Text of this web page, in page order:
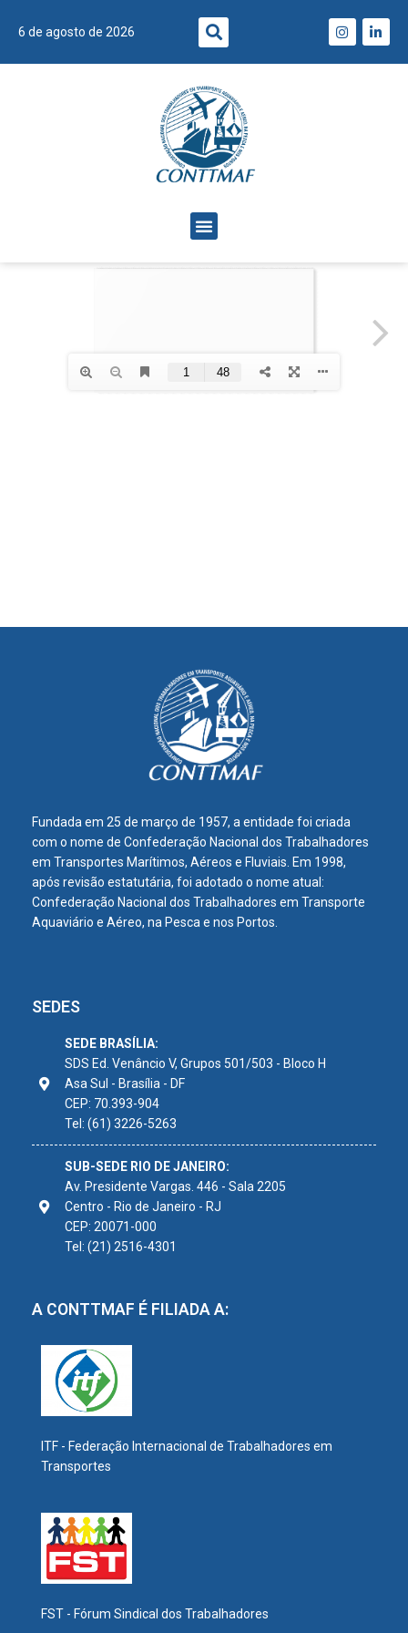
6 de agosto de 2026
Fundada em 25 de março de 1957, a entidade foi criada
com o nome de Confederação Nacional dos Trabalhadores
em Transportes Marítimos, Aéreos e Fluviais. Em 1998,
após revisão estatutária, foi adotado o nome atual:
Confederação Nacional dos Trabalhadores em Transporte
Aquaviário e Aéreo, na Pesca e nos Portos.
SEDES
SEDE BRASÍLIA:
SDS Ed. Venâncio V, Grupos 501/503 - Bloco H
Asa Sul - Brasília - DF
CEP: 70.393-904
Tel: (61) 3226-5263
SUB-SEDE RIO DE JANEIRO:
Av. Presidente Vargas. 446 - Sala 2205
Centro - Rio de Janeiro - RJ
CEP: 20071-000
Tel: (21) 2516-4301
A CONTTMAF É FILIADA A:
ITF - Federação Internacional de Trabalhadores em
Transportes
FST - Fórum Sindical dos Trabalhadores